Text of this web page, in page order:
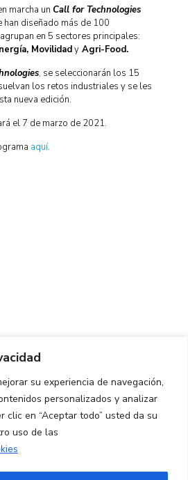
su experiencia de navegación,
personalizados y analizar
clic en “Aceptar todo” usted da su
uso de las
marcha un Call for Technologies
diseñado más de 100
en 5 sectores principales:
MovilidadyAgri-Food.
, se seleccionarán los 15
los retos industriales y se les
nueva edición.
el 7 de marzo de 2021.
aquí.
CONTACTO
(Planta 1, Oficina 106)
Jordi Girona 1-3
Barcelona (España)
+34 93 405 44 03